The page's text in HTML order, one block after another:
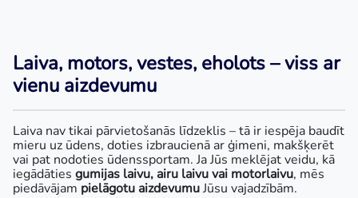
Laiva, motors, vestes, eholots – viss ar
vienu aizdevumu
Laiva nav tikai pārvietošanās līdzeklis – tā ir iespēja baudīt
mieru uz ūdens, doties izbraucienā ar ģimeni, makšķerēt
vai pat nodoties ūdenssportam. Ja Jūs meklējat veidu, kā
iegādāties gumijas laivu, airu laivu vai motorlaivu, mēs
piedāvājam pielāgotu aizdevumuJūsu vajadzībām.